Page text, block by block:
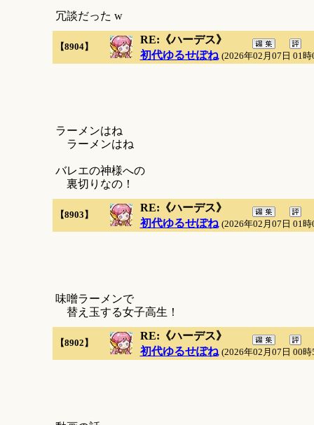
冗談だった w
【8904】
RE:《ハーデス》
初代ゆるせぽね (2026年02月07日 01時
ラーメンはね
ラーメンはね
バレエの神様への
裏切りなの！
【8903】
RE:《ハーデス》
初代ゆるせぽね (2026年02月07日 01時
味噌ラーメンで
替え玉する女子高生！
【8902】
RE:《ハーデス》
初代ゆるせぽね (2026年02月07日 00時